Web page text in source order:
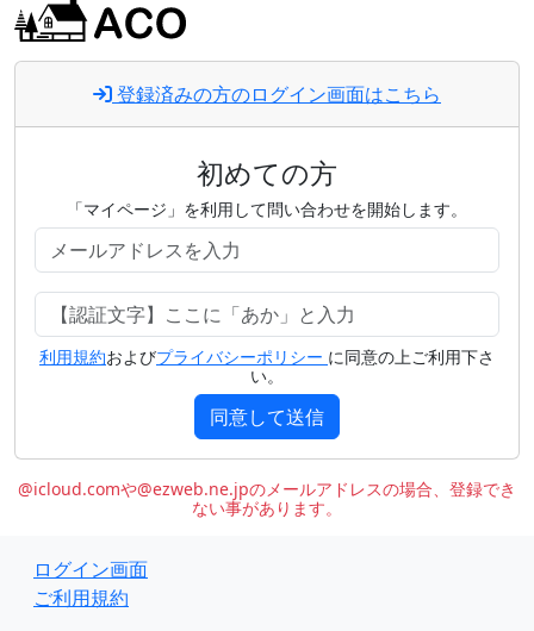
登録済みの方のログイン画面はこちら
初めての方
「マイページ」を利用して問い合わせを開始します。
利用規約およびプライバシーポリシー に同意の上ご利用下さ
い。
同意して送信
@icloud.comや@ezweb.ne.jpのメールアドレスの場合、登録でき
ない事があります。
ログイン画面
ご利用規約